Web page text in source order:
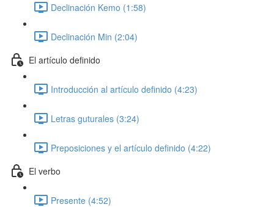
Declinación Kemo (1:58)
Declinación Min (2:04)
El artículo definido
Introducción al artículo definido (4:23)
Letras guturales (3:24)
Preposiciones y el artículo definido (4:22)
El verbo
Presente (4:52)